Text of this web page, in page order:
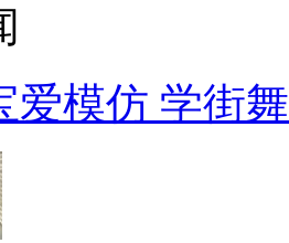
爱模仿 学街